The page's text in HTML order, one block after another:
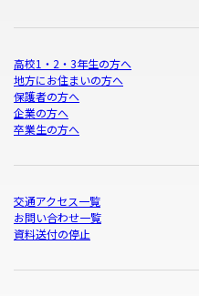
高校1・2・3年生の方へ
地方にお住まいの方へ
保護者の方へ
企業の方へ
卒業生の方へ
交通アクセス一覧
お問い合わせ一覧
資料送付の停止